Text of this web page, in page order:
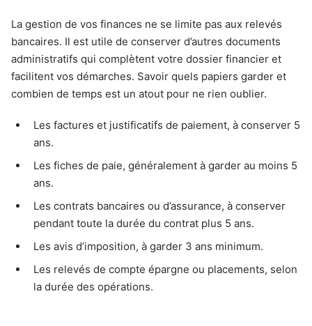
La gestion de vos finances ne se limite pas aux relevés
bancaires. Il est utile de conserver d’autres documents
administratifs qui complètent votre dossier financier et
facilitent vos démarches. Savoir quels papiers garder et
combien de temps est un atout pour ne rien oublier.
Les factures et justificatifs de paiement, à conserver 5
ans.
Les fiches de paie, généralement à garder au moins 5
ans.
Les contrats bancaires ou d’assurance, à conserver
pendant toute la durée du contrat plus 5 ans.
Les avis d’imposition, à garder 3 ans minimum.
Les relevés de compte épargne ou placements, selon
la durée des opérations.